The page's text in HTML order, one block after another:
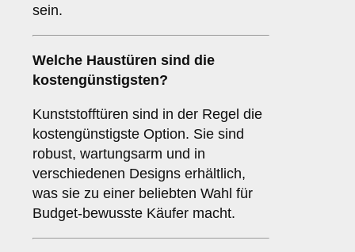
sein.
Welche Haustüren sind die
kostengünstigsten?
Kunststofftüren sind in der Regel die
kostengünstigste Option. Sie sind
robust, wartungsarm und in
verschiedenen Designs erhältlich,
was sie zu einer beliebten Wahl für
Budget-bewusste Käufer macht.